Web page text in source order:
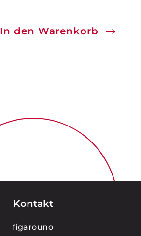
In den Warenkorb
Kontakt
figarouno